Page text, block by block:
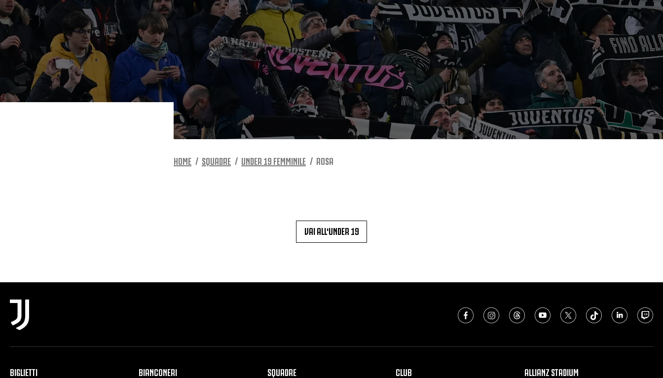
HOME SQUADRE UNDER 19 FEMMINILE ROSA
VAI ALL'UNDER 19
BIGLIETTI BIANCONERI SQUADRE CLUB ALLIANZ STADIUM